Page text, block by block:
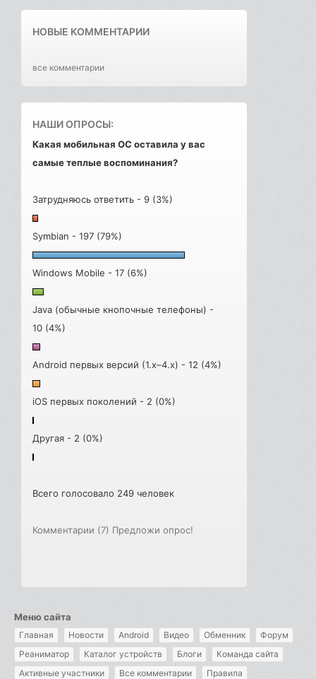
НОВЫЕ КОММЕНТАРИИ
все комментарии
НАШИ ОПРОСЫ:
Какая мобильная ОС оставила у вас
самые теплые воспоминания?
Затрудняюсь ответить - 9 (3%)
Symbian - 197 (79%)
Windows Mobile - 17 (6%)
Java (обычные кнопочные телефоны) -
10 (4%)
Android первых версий (1.x–4.x) - 12 (4%)
iOS первых поколений - 2 (0%)
Другая - 2 (0%)
Всего голосовало 249 человек
Комментарии (7) Предложи опрос!
Меню сайта
Главная Новости Android Видео Обменник
Форум
Реаниматор
Каталог устройств Блоги
Команда сайта
Активные участники
Все комментарии Правила